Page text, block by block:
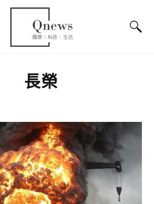
長榮